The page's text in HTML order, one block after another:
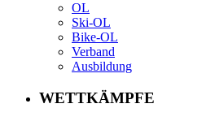
OL
Ski-OL
Bike-OL
Verband
Ausbildung
WETTKÄMPFE